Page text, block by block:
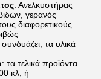
: Ανελκυστήρας
γερανός
διαφορετικούς
τα υλικά
: τα τελικά προϊόντα
κλ, ή